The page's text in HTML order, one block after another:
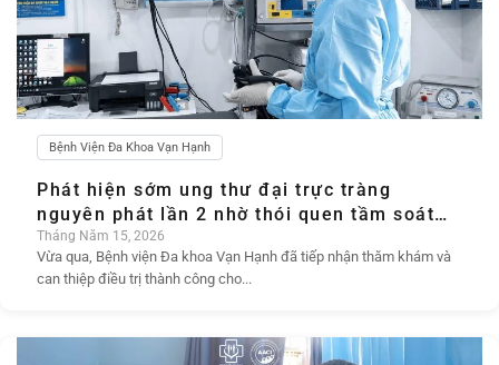
Bệnh Viện Đa Khoa Vạn Hạnh
Phát hiện sớm ung thư đại trực tràng
nguyên phát lần 2 nhờ thói quen tầm soát
định kỳ
Tháng Năm 15, 2026
Vừa qua, Bệnh viện Đa khoa Vạn Hạnh đã tiếp nhận thăm khám và
can thiệp điều trị thành công cho...